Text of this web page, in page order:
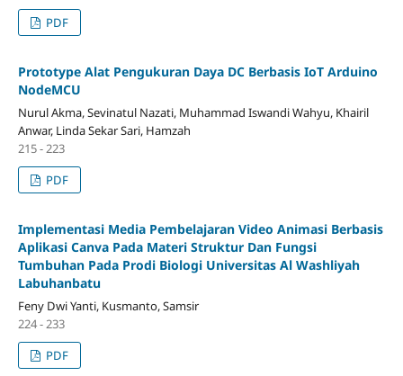
PDF
Prototype Alat Pengukuran Daya DC Berbasis IoT Arduino
NodeMCU
Nurul Akma, Sevinatul Nazati, Muhammad Iswandi Wahyu, Khairil
Anwar, Linda Sekar Sari, Hamzah
215 - 223
PDF
Implementasi Media Pembelajaran Video Animasi Berbasis
Aplikasi Canva Pada Materi Struktur Dan Fungsi
Tumbuhan Pada Prodi Biologi Universitas Al Washliyah
Labuhanbatu
Feny Dwi Yanti, Kusmanto, Samsir
224 - 233
PDF